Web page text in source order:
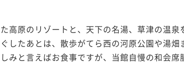
高原のリゾートと、天下の名湯、草津の温
したあとは、散歩がてら西の河原公園や湯
みと言えばお食事ですが、当館自慢の和会